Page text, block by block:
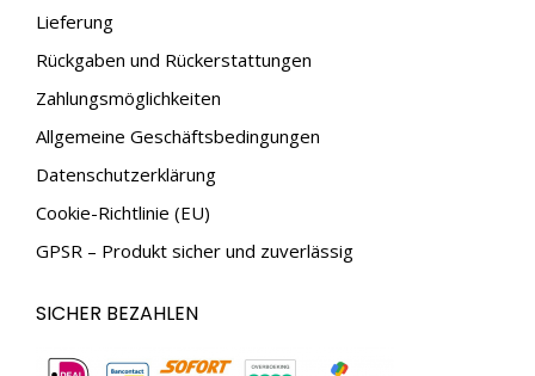
windowwindow
Lieferung
Rückgaben und Rückerstattungen
Zahlungsmöglichkeiten
Allgemeine Geschäftsbedingungen
Datenschutzerklärung
Cookie-Richtlinie (EU)
GPSR – Produkt sicher und zuverlässig
SICHER BEZAHLEN